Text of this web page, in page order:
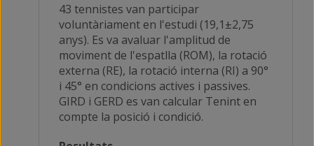
43 tennistes van participar
voluntàriament en l'estudi (19,1±2,75
anys). Es va avaluar l'amplitud de
moviment de l'espatlla (ROM), la rotació
externa (RE), la rotació interna (RI) a 90°
i 45° en condicions actives i passives.
GIRD i GERD es van calcular Tenint en
compte la posició i condició.